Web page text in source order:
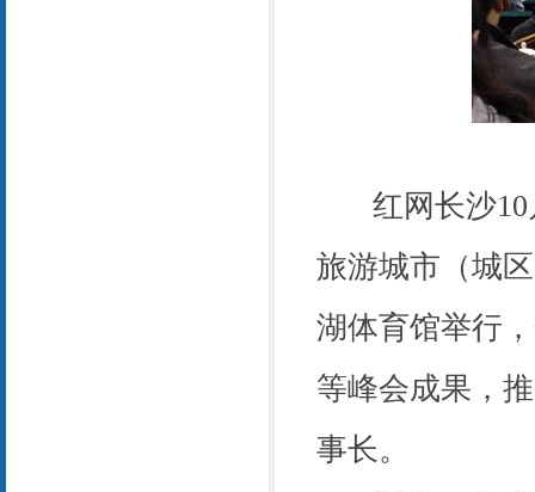
红网长沙
旅游城市（城
湖体育馆举行
等峰会成果，
事长。